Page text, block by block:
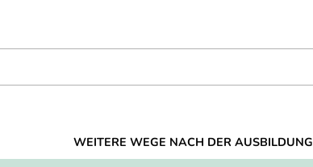
WEITERE WEGE NACH DER AUSBILDUNG